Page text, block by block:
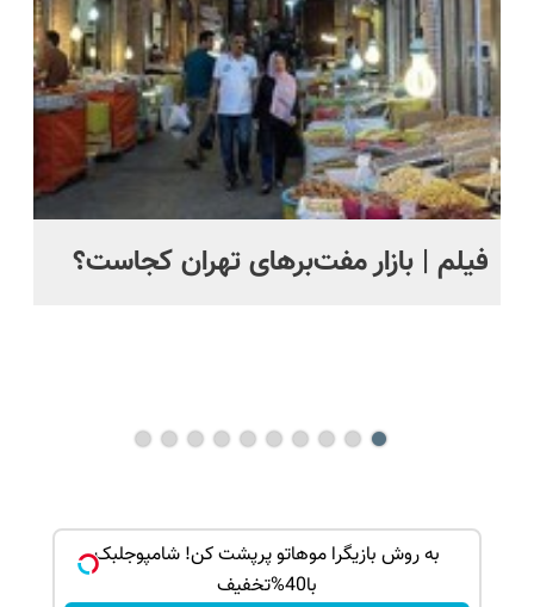
فیلم | بازار مفت‌برهای تهران کجاست؟
به روش بازیگرا موهاتو پرپشت کن! شامپوجلبک
با40%تخفیف